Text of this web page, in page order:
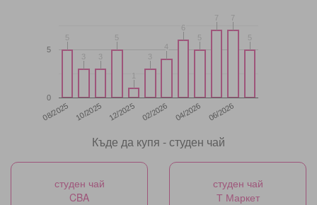
08/2025 10/2025 12/2025 02/2026 04/2026 06/2026
0
5
55
33 33
55
11
33
44
66
55
77 77
55
Къде да купя - студен чай
студен чай
CBA
студен чай
Т Маркет